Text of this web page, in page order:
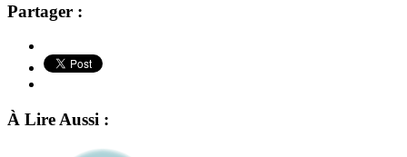
Partager :
À Lire Aussi :